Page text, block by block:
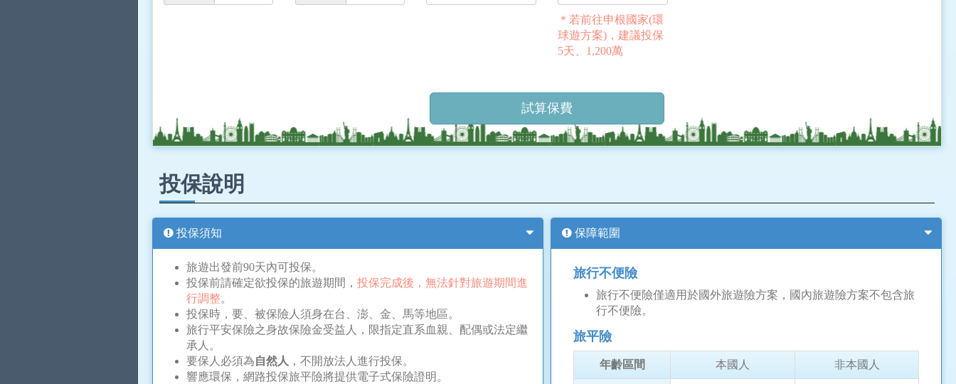
＊若前往申根國家(環
球遊方案)，建議投保
5天、1,200萬
投保說明
投保須知
旅遊出發前90天內可投保。
投保前請確定欲投保的旅遊期間， 投保完成後，無法針對旅遊期間進
行調整。
投保時，要、被保險人須身在台、澎、金、馬等地區。
旅行平安保險之身故保險金受益人，限指定直系血親、配偶或法定繼
承人。
要保人必須為自然人 ，不開放法人進行投保。
響應環保，網路投保旅平險將提供電子式保險證明。
保障範圍
旅行不便險
旅行不便險僅適用於國外旅遊險方案，國內旅遊險方案不包含旅
行不便險。
旅平險
年齡區間 本國人 非本國人